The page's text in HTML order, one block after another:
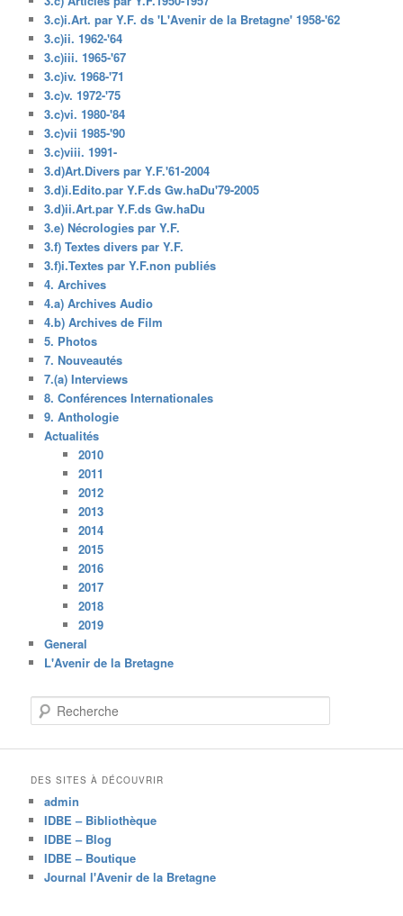
3.c)i.Art. par Y.F. ds 'L'Avenir de la Bretagne' 1958-'62
3.c)ii. 1962-'64
3.c)iii. 1965-'67
3.c)iv. 1968-'71
3.c)v. 1972-'75
3.c)vi. 1980-'84
3.c)vii 1985-'90
3.c)viii. 1991-
3.d)Art.Divers par Y.F.'61-2004
3.d)i.Edito.par Y.F.ds Gw.haDu'79-2005
3.d)ii.Art.par Y.F.ds Gw.haDu
3.e) Nécrologies par Y.F.
3.f) Textes divers par Y.F.
3.f)i.Textes par Y.F.non publiés
4. Archives
4.a) Archives Audio
4.b) Archives de Film
5. Photos
7. Nouveautés
7.(a) Interviews
8. Conférences Internationales
9. Anthologie
Actualités
2010
2011
2012
2013
2014
2015
2016
2017
2018
2019
General
L'Avenir de la Bretagne
e
e
c
h
e
DES SITES À DÉCOUVRIR
admin
IDBE – Bibliothèque
IDBE – Blog
IDBE – Boutique
Journal l'Avenir de la Bretagne